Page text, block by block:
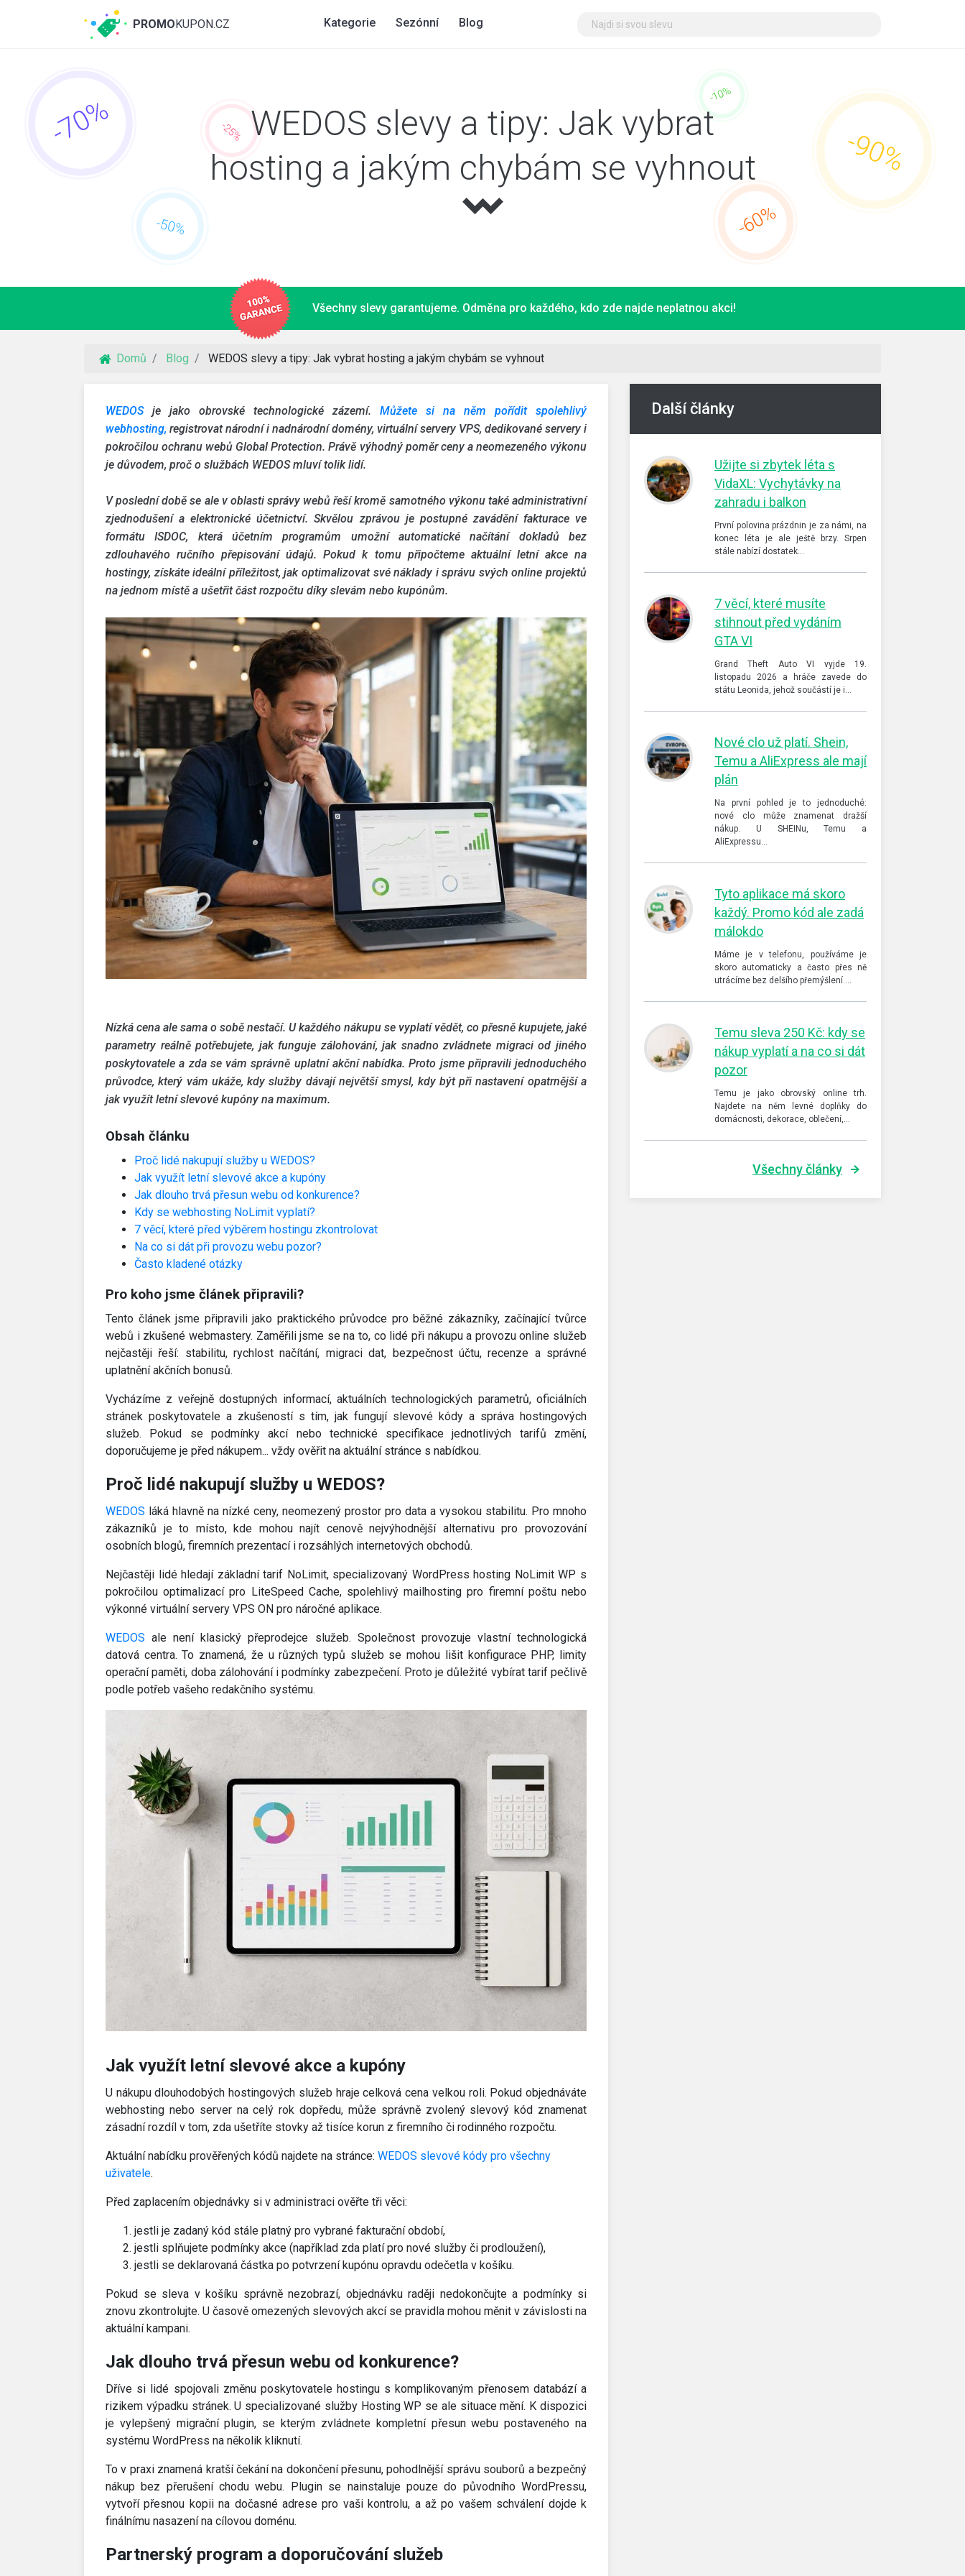
WEDOS slevy a tipy: Jak vybrat
hosting a jakým chybám se vyhnout
Všechny slevy garantujeme. Odměna pro každého, kdo zde najde neplatnou akci!
Domů Blog WEDOS slevy a tipy: Jak vybrat hosting a jakým chybám se vyhnout
WEDOSje jako obrovské technologické zázemí. Můžete si na něm pořídit spolehlivý
webhosting, registrovat národní i nadnárodní domény, virtuální servery VPS, dedikované servery i
pokročilou ochranu webů Global Protection. Právě výhodný poměr ceny a neomezeného výkonu
je důvodem, proč o službách WEDOS mluví tolik lidí.
V poslední době se ale v oblasti správy webů řeší kromě samotného výkonu také administrativní
zjednodušení a elektronické účetnictví. Skvělou zprávou je postupné zavádění fakturace ve
formátu ISDOC, která účetním programům umožní automatické načítání dokladů bez
zdlouhavého ručního přepisování údajů. Pokud k tomu připočteme aktuální letní akce na
hostingy, získáte ideální příležitost, jak optimalizovat své náklady i správu svých online projektů
na jednom místě a ušetřit část rozpočtu díky slevám nebo kupónům.
Nízká cena ale sama o sobě nestačí. U každého nákupu se vyplatí vědět, co přesně kupujete, jaké
parametry reálně potřebujete, jak funguje zálohování, jak snadno zvládnete migraci od jiného
poskytovatele a zda se vám správně uplatní akční nabídka. Proto jsme připravili jednoduchého
průvodce, který vám ukáže, kdy služby dávají největší smysl, kdy být při nastavení opatrnější a
jak využít letní slevové kupóny na maximum.
Obsah článku
Proč lidé nakupují služby u WEDOS?
Jak využít letní slevové akce a kupóny
Jak dlouho trvá přesun webu od konkurence?
Kdy se webhosting NoLimit vyplatí?
7 věcí, které před výběrem hostingu zkontrolovat
Na co si dát při provozu webu pozor?
Často kladené otázky
Pro koho jsme článek připravili?
Tento článek jsme připravili jako praktického průvodce pro běžné zákazníky, začínající tvůrce
webů i zkušené webmastery. Zaměřili jsme se na to, co lidé při nákupu a provozu online služeb
nejčastěji řeší: stabilitu, rychlost načítání, migraci dat, bezpečnost účtu, recenze a správné
uplatnění akčních bonusů.
Vycházíme z veřejně dostupných informací, aktuálních technologických parametrů, oficiálních
stránek poskytovatele a zkušeností s tím, jak fungují slevové kódy a správa hostingových
služeb. Pokud se podmínky akcí nebo technické specifikace jednotlivých tarifů změní,
doporučujeme je před nákupem... vždy ověřit na aktuální stránce s nabídkou.
Proč lidé nakupují služby u WEDOS?
WEDOS láká hlavně na nízké ceny, neomezený prostor pro data a vysokou stabilitu. Pro mnoho
zákazníků je to místo, kde mohou najít cenově nejvýhodnější alternativu pro provozování
osobních blogů, firemních prezentací i rozsáhlých internetových obchodů.
Nejčastěji lidé hledají základní tarif NoLimit, specializovaný WordPress hosting NoLimit WP s
pokročilou optimalizací pro LiteSpeed Cache, spolehlivý mailhosting pro firemní poštu nebo
výkonné virtuální servery VPS ON pro náročné aplikace.
WEDOS ale není klasický přeprodejce služeb. Společnost provozuje vlastní technologická
datová centra. To znamená, že u různých typů služeb se mohou lišit konfigurace PHP, limity
operační paměti, doba zálohování i podmínky zabezpečení. Proto je důležité vybírat tarif pečlivě
podle potřeb vašeho redakčního systému.
Jak využít letní slevové akce a kupóny
U nákupu dlouhodobých hostingových služeb hraje celková cena velkou roli. Pokud objednáváte
webhosting nebo server na celý rok dopředu, může správně zvolený slevový kód znamenat
zásadní rozdíl v tom, zda ušetříte stovky až tisíce korun z firemního či rodinného rozpočtu.
Aktuální nabídku prověřených kódů najdete na stránce: WEDOS slevové kódy pro všechny
uživatele.
Před zaplacením objednávky si v administraci ověřte tři věci:
jestli je zadaný kód stále platný pro vybrané fakturační období,
jestli splňujete podmínky akce (například zda platí pro nové služby či prodloužení),
jestli se deklarovaná částka po potvrzení kupónu opravdu odečetla v košíku.
Pokud se sleva v košíku správně nezobrazí, objednávku raději nedokončujte a podmínky si
znovu zkontrolujte. U časově omezených slevových akcí se pravidla mohou měnit v závislosti na
aktuální kampani.
Jak dlouho trvá přesun webu od konkurence?
Dříve si lidé spojovali změnu poskytovatele hostingu s komplikovaným přenosem databází a
rizikem výpadku stránek. U specializované služby Hosting WP se ale situace mění. K dispozici
je vylepšený migrační plugin, se kterým zvládnete kompletní přesun webu postaveného na
systému WordPress na několik kliknutí.
To v praxi znamená kratší čekání na dokončení přesunu, pohodlnější správu souborů a bezpečný
nákup bez přerušení chodu webu. Plugin se nainstaluje pouze do původního WordPressu,
vytvoří přesnou kopii na dočasné adrese pro vaši kontrolu, a až po vašem schválení dojde k
finálnímu nasazení na cílovou doménu.
Partnerský program a doporučování služeb
Další články
Užijte si zbytek léta s
VidaXL: Vychytávky na
zahradu i balkon
První polovina prázdnin je za námi, na
konec léta je ale ještě brzy. Srpen
stále nabízí dostatek…
7 věcí, které musíte
stihnout před vydáním
GTA VI
Grand Theft Auto VI vyjde 19.
listopadu 2026 a hráče zavede do
státu Leonida, jehož součástí je i…
Nové clo už platí. Shein,
Temu a AliExpress ale mají
plán
Na první pohled je to jednoduché:
nové clo může znamenat dražší
nákup. U SHEINu, Temu a
AliExpressu…
Tyto aplikace má skoro
každý. Promo kód ale zadá
málokdo
Máme je v telefonu, používáme je
skoro automaticky a často přes ně
utrácíme bez delšího přemýšlení.…
Temu sleva 250 Kč: kdy se
nákup vyplatí a na co si dát
pozor
Temu je jako obrovský online trh.
Najdete na něm levné doplňky do
domácnosti, dekorace, oblečení,…
Všechny články
PROMOKUPON.CZ Kategorie Sezónní Blog